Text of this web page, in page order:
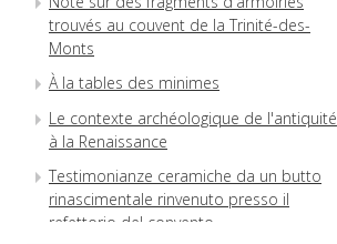
trouvés au couvent de la Trinité-des-
Monts
À la tables des minimes
Le contexte archéologique de l'antiquité
à la Renaissance
Testimonianze ceramiche da un butto
rinascimentale rinvenuto presso il
refettorio del convento